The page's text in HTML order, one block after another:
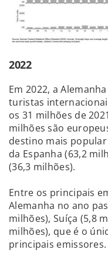
2022
Em 2022, a
turistas
os 31 milhões de
milhões são
destino mais
da Espanha (63,2
(36,3 milhões).
Entre os principais
Alemanha no ano
milhões), Suíça (5,8
milhões), que é o
principais emissores.